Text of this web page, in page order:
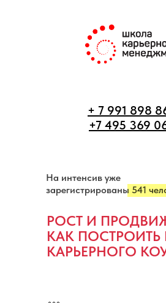
+ 7 991 898
+7 495 369
РОСТ И
КАК ПОСТРОИТЬ
КАРЬЕРНОГО
На интенсив уже
зарегистрированы 541